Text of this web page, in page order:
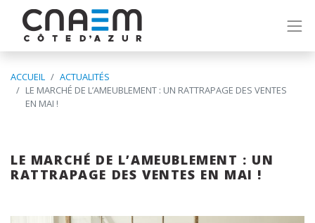
ACCUEIL
ACTUALITÉS
LE MARCHÉ DE L’AMEUBLEMENT : UN RATTRAPAGE DES VENTES
EN MAI !
LE MARCHÉ DE L’AMEUBLEMENT : UN
RATTRAPAGE DES VENTES EN MAI !